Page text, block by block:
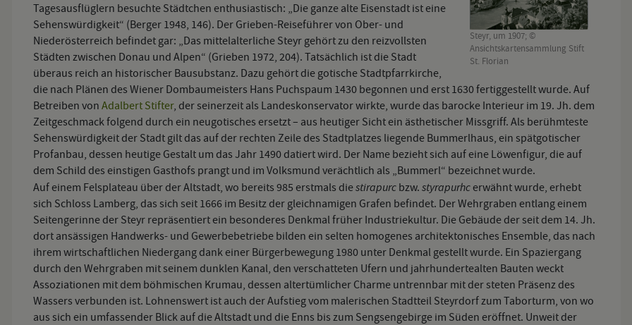
Steyr, um 1907; ©
Ansichtskartensammlung Stift
St. Florian
Tagesausflüglern besuchte Städtchen enthusiastisch: „Die ganze alte Eisenstadt ist eine
Sehenswürdigkeit“ (Berger 1948, 146). Der Grieben-Reiseführer von Ober- und
Niederösterreich befindet gar: „Das mittelalterliche Steyr gehört zu den reizvollsten
Städten zwischen Donau und Alpen“ (Grieben 1972, 204). Tatsächlich ist die Stadt
überaus reich an historischer Bausubstanz. Dazu gehört die gotische Stadtpfarrkirche,
die nach Plänen des Wiener Dombaumeisters Hans Puchspaum 1430 begonnen und erst 1630 fertiggestellt wurde. Auf
Betreiben von Adalbert Stifter, der seinerzeit als Landeskonservator wirkte, wurde das barocke Interieur im 19. Jh. dem
Zeitgeschmack folgend durch ein neugotisches ersetzt – aus heutiger Sicht ein ästhetischer Missgriff. Als berühmteste
Sehenswürdigkeit der Stadt gilt das auf der rechten Zeile des Stadtplatzes liegende Bummerlhaus, ein spätgotischer
Profanbau, dessen heutige Gestalt um das Jahr 1490 datiert wird. Der Name bezieht sich auf eine Löwenfigur, die auf
dem Schild des einstigen Gasthofs prangt und im Volksmund verächtlich als „Bummerl“ bezeichnet wurde.
Auf einem Felsplateau über der Altstadt, wo bereits 985 erstmals diestirapurc bzw. styrapurhcerwähnt wurde, erhebt
sich Schloss Lamberg, das sich seit 1666 im Besitz der gleichnamigen Grafen befindet. Der Wehrgraben entlang einem
Seitengerinne der Steyr repräsentiert ein besonderes Denkmal früher Industriekultur. Die Gebäude der seit dem 14. Jh.
dort ansässigen Handwerks- und Gewerbebetriebe bilden ein selten homogenes architektonisches Ensemble, das nach
ihrem wirtschaftlichen Niedergang dank einer Bürgerbewegung 1980 unter Denkmal gestellt wurde. Ein Spaziergang
durch den Wehrgraben mit seinem dunklen Kanal, den verschatteten Ufern und jahrhundertealten Bauten weckt
Assoziationen mit dem böhmischen Krumau, dessen altertümlicher Charme untrennbar mit der steten Präsenz des
Wassers verbunden ist. Lohnenswert ist auch der Aufstieg vom malerischen Stadtteil Steyrdorf zum Taborturm, von wo
aus sich ein umfassender Blick auf die Altstadt und die Enns bis zum Sengsengebirge im Süden eröffnet. Unweit der